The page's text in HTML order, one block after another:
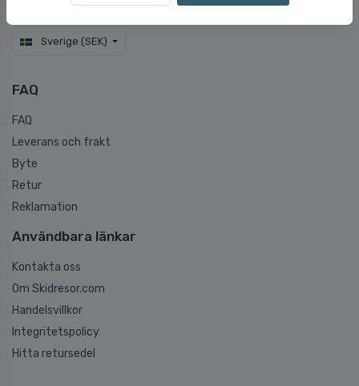
lager. Vi har endast 2-5 vardagars leveranstid samt prisgaranti.
Sverige (SEK)
FAQ
FAQ
Leverans och frakt
Byte
Retur
Reklamation
Användbara länkar
Kontakta oss
Om Skidresor.com
Handelsvillkor
Integritetspolicy
Hitta retursedel